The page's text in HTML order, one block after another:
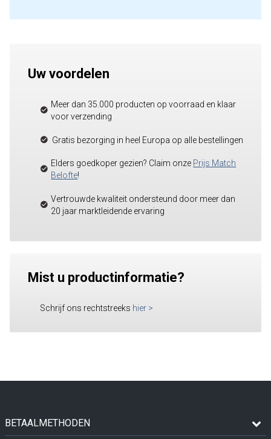
Uw voordelen
Meer dan 35.000 producten op voorraad en klaar
voor verzending
Gratis bezorging in heel Europa op alle bestellingen
Elders goedkoper gezien? Claim onze Prijs Match
Belofte!
Vertrouwde kwaliteit ondersteund door meer dan
20 jaar marktleidende ervaring
Mist u productinformatie?
Schrijf ons rechtstreeks hier >
BETAALMETHODEN